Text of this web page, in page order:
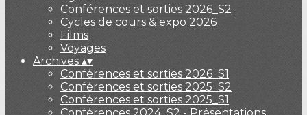
Conférences et sorties 2026_S2
Cycles de cours & expo 2026
Films
Voyages
Archives ▴▾
Conférences et sorties 2026_S1
Conférences et sorties 2025_S2
Conférences et sorties 2025_S1